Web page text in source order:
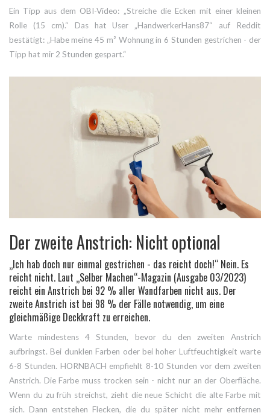
Ein Tipp aus dem OBI-Video: „Streiche die Ecken mit einer kleinen
Rolle (15 cm).“ Das hat User „HandwerkerHans87“ auf Reddit
bestätigt: „Habe meine 45 m² Wohnung in 6 Stunden gestrichen - der
Tipp hat mir 2 Stunden gespart.“
Der zweite Anstrich: Nicht optional
„Ich hab doch nur einmal gestrichen - das reicht doch!“ Nein. Es
reicht nicht. Laut „Selber Machen“-Magazin (Ausgabe 03/2023)
reicht ein Anstrich bei 92 % aller Wandfarben nicht aus. Der
zweite Anstrich ist bei 98 % der Fälle notwendig, um eine
gleichmäßige Deckkraft zu erreichen.
Warte mindestens 4 Stunden, bevor du den zweiten Anstrich
aufbringst. Bei dunklen Farben oder bei hoher Luftfeuchtigkeit warte
6-8 Stunden. HORNBACH empfiehlt 8-10 Stunden vor dem zweiten
Anstrich. Die Farbe muss trocken sein - nicht nur an der Oberfläche.
Wenn du zu früh streichst, zieht die neue Schicht die alte Farbe mit
sich. Dann entstehen Flecken, die du später nicht mehr entfernen